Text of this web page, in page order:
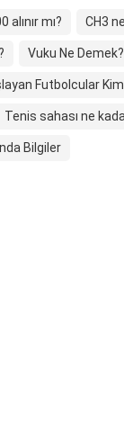
alınır mı? CH3
Vuku Ne Demek?
Futbolcular
Tenis sahası ne
Bilgiler